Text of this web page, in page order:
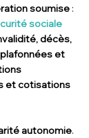
soumise :
sociale
décès,
et
et cotisations
autonomie.